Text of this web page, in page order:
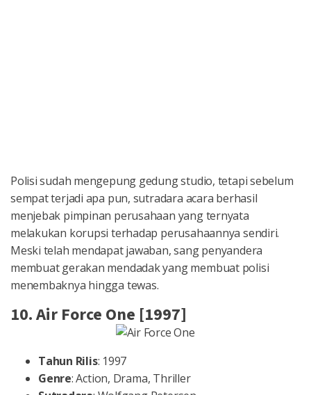
Polisi sudah mengepung gedung studio, tetapi sebelum
sempat terjadi apa pun, sutradara acara berhasil
menjebak pimpinan perusahaan yang ternyata
melakukan korupsi terhadap perusahaannya sendiri.
Meski telah mendapat jawaban, sang penyandera
membuat gerakan mendadak yang membuat polisi
menembaknya hingga tewas.
10. Air Force One [1997]
Tahun Rilis: 1997
Genre: Action, Drama, Thriller